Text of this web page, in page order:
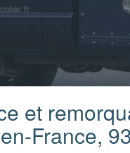
et
France,